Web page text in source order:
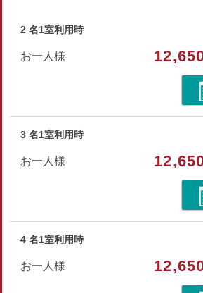
部屋種別
和室
バス/トイレ/露天付客室/禁煙/洗浄機
2 名1室利用時
お一人様
3 名1室利用時
お一人様
4 名1室利用時
お一人様